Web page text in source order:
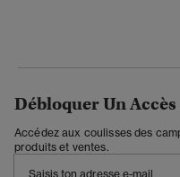
Débloquer Un
Accédez aux coulisses des
produits et ventes.